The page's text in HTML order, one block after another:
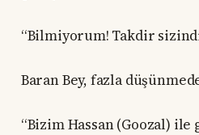
“Bilmiyorum! Takdir
Baran Bey, fazla
“Bizim Hassan (Goozal)